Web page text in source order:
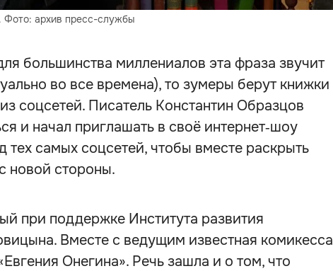
Фото: архив пресс-службы
большинства миллениалов эта фраза звучит
во все времена), то зумеры берут книжки
соцсетей. Писатель Константин Образцов
и начал приглашать в своё интернет‑шоу
тех самых соцсетей, чтобы вместе раскрыть
новой стороны.
при поддержке Института развития
Вместе с ведущим известная комикесса
Онегина». Речь зашла и о том, что